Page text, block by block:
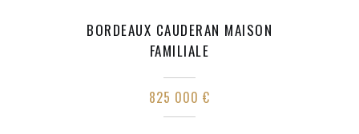
BORDEAUX CAUDERAN MAISON
FAMILIALE
825 000 €